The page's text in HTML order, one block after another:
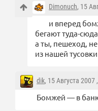
Dimonuch, 15
и вперед
бегают туда-
а ты, пешеход,
из нашей
dik, 15 Августа 2007 ,
Бомжей — в